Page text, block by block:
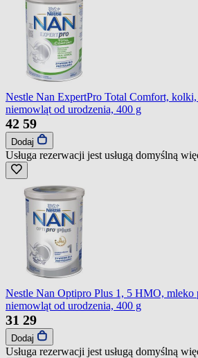
Nestle Nan ExpertPro Total Comfort,
niemowląt od urodzenia, 400 g
42 59
Dodaj
Usługa rezerwacji jest usługą domyślną
Nestle Nan Optipro Plus 1, 5 HMO, mleko
niemowląt od urodzenia, 400 g
31 29
Dodaj
Usługa rezerwacji jest usługą domyślną